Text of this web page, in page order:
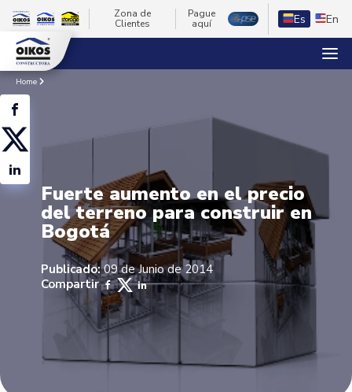
Zona de
Clientes
Pague
aquí
Es En
Home
Fuerte aumento en el precio
del terreno para construir en
Bogotá
Publicado:09 de Junio de 2014
Compartir